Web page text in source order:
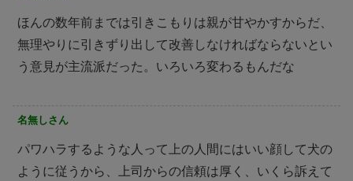
ほんの数年前までは引きこもりは親が甘やかすからだ、
無理やりに引きずり出して改善しなければならないとい
う意見が主流派だった。いろいろ変わるもんだな
名無しさん
パワハラするような人って上の人間にはいい顔して犬の
ように従うから、上司からの信頼は厚く、いくら訴えて